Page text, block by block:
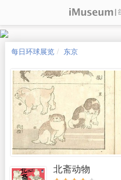
每日环球展览 东京
北斋动物